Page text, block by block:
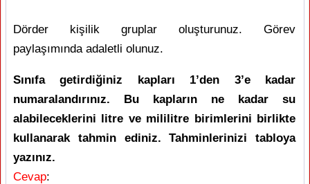
Dörder kişilik gruplar oluşturunuz. Görev
paylaşımında adaletli olunuz.
Sınıfa getirdiğiniz kapları 1’den 3’e kadar
numaralandırınız. Bu kapların ne kadar su
alabileceklerini litre ve mililitre birimlerini birlikte
kullanarak tahmin ediniz. Tahminlerinizi tabloya
yazınız.
Cevap: